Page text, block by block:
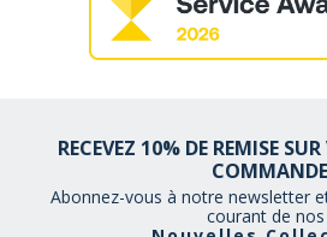
RECEVEZ 10% DE REMISE
COMMANDE
Abonnez-vous à notre newsletter
courant de nos